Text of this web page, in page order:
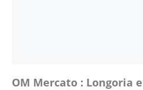
OM Mercato : Longoria